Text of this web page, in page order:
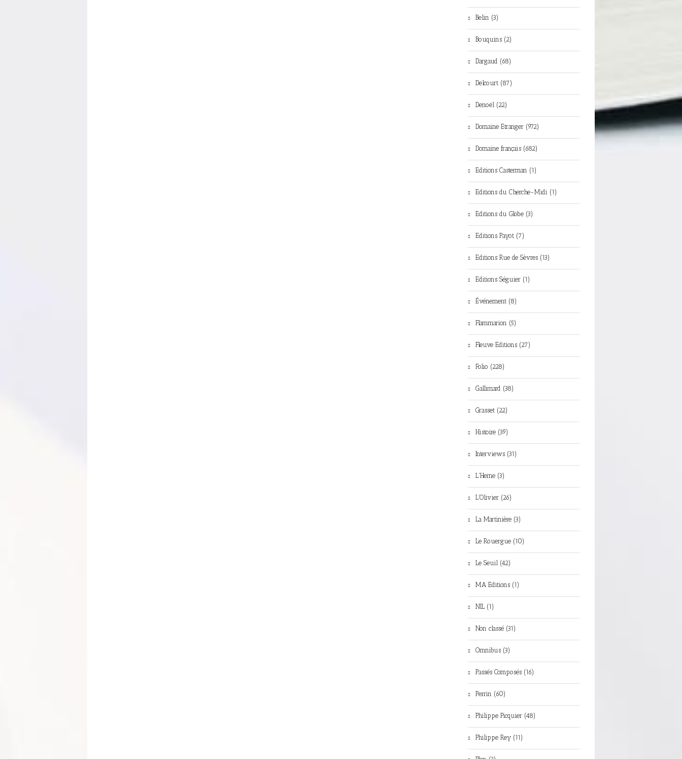
Belin (3)
Bouquins (2)
Dargaud (68)
Delcourt (87)
Denoël (22)
Domaine Etranger (972)
Domaine français (682)
Editions Casterman (1)
Editions du Cherche-Midi (1)
Editions du Globe (3)
Editions Payot (7)
Editions Rue de Sèvres (13)
Editions Séguier (1)
Événement (8)
Flammarion (5)
Fleuve Editions (27)
Folio (228)
Gallimard (38)
Grasset (22)
Histoire (39)
Interviews (31)
L'Herne (3)
L'Olivier (26)
La Martinière (3)
Le Rouergue (10)
Le Seuil (42)
MA Editions (1)
NIL (1)
Non classé (31)
Omnibus (3)
Passés Composés (16)
Perrin (60)
Philippe Picquier (48)
Philippe Rey (11)